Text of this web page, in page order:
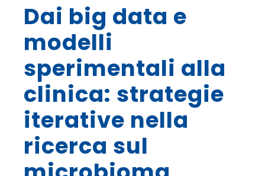
Dai big data e
modelli
sperimentali alla
clinica: strategie
iterative nella
ricerca sul